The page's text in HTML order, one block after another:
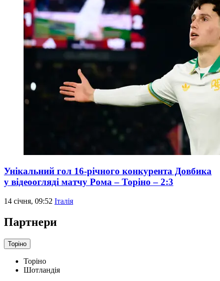
Унікальний гол 16-річного конкурента Довбика
у відеоогляді матчу Рома – Торіно – 2:3
14 січня, 09:52 Італія
Партнери
Торіно
Торіно
Шотландія